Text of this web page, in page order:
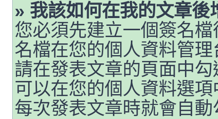
» 我該如何在我的文章後
您必須先建立一個簽名
名檔在您的個人資料管
請在發表文章的頁面中
可以在您的個人資料選
每次發表文章時就會自